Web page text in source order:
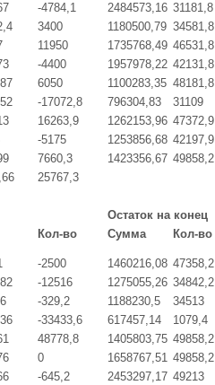
-4784,1 2484573,16 31181,8
3400 1180500,79 34581,8
11950 1735768,49 46531,8
-4400 1957978,22 42131,8
6050 1100283,35 48181,8
-17072,8 796304,83
31109
16263,9 1262153,96 47372,9
-5175 1253856,68 42197,9
7660,3 1423356,67 49858,2
25767,3
Остаток на конец
Кол-во Сумма Кол-во
-2500 1460216,08 47358,2
-12516 1275055,26 34842,2
-329,2 1188230,5
34513
-33433,6 617457,14
1079,4
48778,8 1405803,75 49858,2
0 1658767,51 49858,2
-645,2 2453297,17 49213